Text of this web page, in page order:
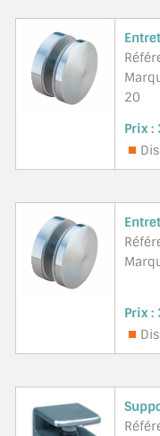
20
Prix :
Prix :